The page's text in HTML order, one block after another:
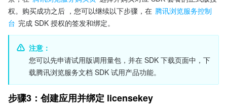
权。购买成功之后 ，您可以继续以下步骤，在 腾讯浏览服务控制
台 完成 SDK 授权的签发和绑定。
注意：
您可以先申请试用版调用量包，并在 SDK 下载页面中，下
载腾讯浏览服务文档 SDK 试用产品功能。
步骤3：创建应用并绑定 licensekey